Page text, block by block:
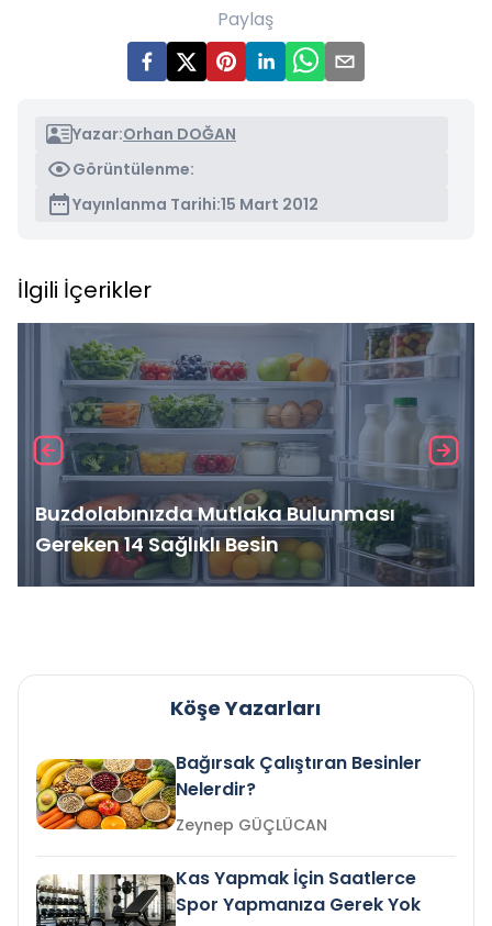
Paylaş
Yazar:Orhan DOĞAN
Görüntülenme:
Yayınlanma Tarihi:15 Mart 2012
İlgili İçerikler
Buzdolabınızda Mutlaka Bulunması
Gereken 14 Sağlıklı Besin
Köşe Yazarları
Bağırsak Çalıştıran Besinler
Nelerdir?
Zeynep GÜÇLÜCAN
Kas Yapmak İçin Saatlerce
Spor Yapmanıza Gerek Yok